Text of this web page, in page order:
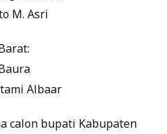
M. Asri
Albaar
calon bupati Kabupaten